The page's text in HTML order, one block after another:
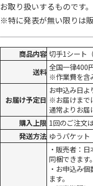
お取り扱いするものです。
※特に発表が無い限りは
商品内容 切手1シート
送料 全国一律400
※作業費を含
お届け予定日
お申込み日
※お届けまで
通常よりお届
購入上限 1回のご注文
発送方法 ゆうパケット
・販売者：
同梱できます。
・お申込み
ます。